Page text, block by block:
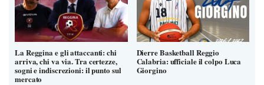
La Reggina e gli attaccanti: chi
arriva, chi va via. Tra certezze,
sogni e indiscrezioni: il punto sul
mercato
Dierre Basketball Reggio
Calabria: ufficiale il colpo Luca
Giorgino